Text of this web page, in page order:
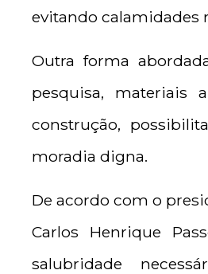
evitando calamidades
Outra forma
pesquisa, materiais
construção,
moradia digna.
De acordo com o
Carlos Henrique
salubridade